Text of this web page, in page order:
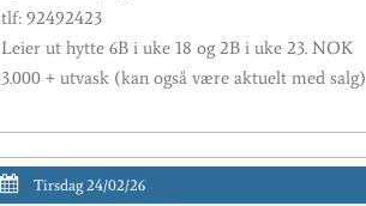
tlf: 92492423
Leier ut hytte 6B i uke 18 og 2B i uke 23. NOK
3.000 + utvask (kan også være aktuelt med salg)
Tirsdag 24/02/26